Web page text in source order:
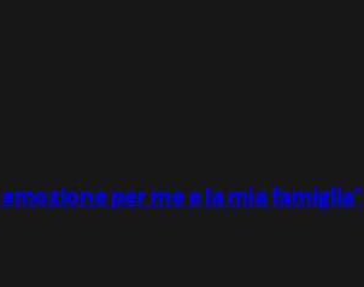
per me e la mia famiglia"